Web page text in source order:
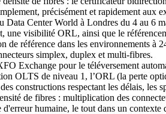
précisément et rapidement aux
Data Center World à Londres du 4 au
une visibilité ORL, ainsi que le
référence dans les environnements à
simplex, duplex et multi-fibres.
Exchange pour le téléversement
OLTS de niveau 1, l’ORL (la perte
constructions respectant les délais, les
de fibres : multiplication des
humaine, le tout dans un